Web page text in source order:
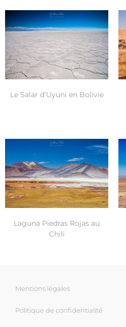
Le Salar d’Uyuni en Bolivie
Laguna Piedras Rojas au
Chili
Mentions légales
Politique de confidentialité